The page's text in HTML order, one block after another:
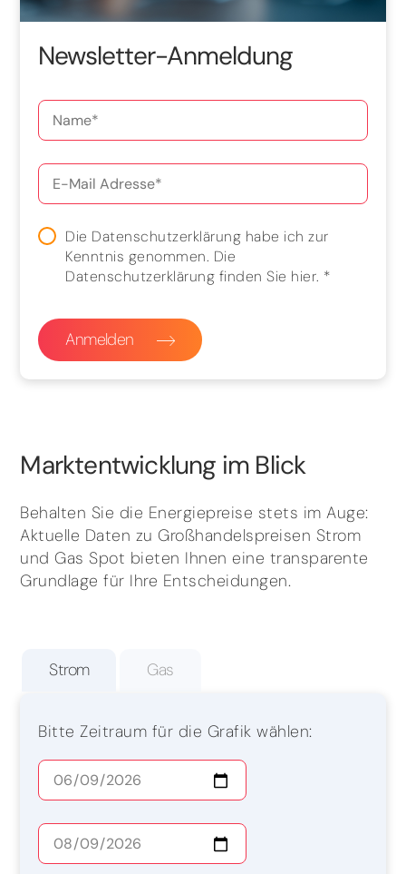
Newsletter-Anmeldung
Die Datenschutzerklärung habe ich zur
Kenntnis genommen. Die
Datenschutzerklärung finden Sie hier. *
Anmelden
Marktentwicklung im Blick
Behalten Sie die Energiepreise stets im Auge:
Aktuelle Daten zu Großhandelspreisen Strom
und Gas Spot bieten Ihnen eine transparente
Grundlage für Ihre Entscheidungen.
Strom Gas
Bitte Zeitraum für die Grafik wählen: